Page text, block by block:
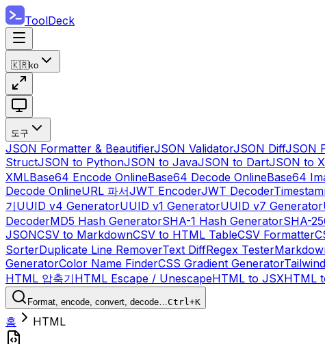
ToolDeck
🇰🇷ko
도구
JSON Formatter & BeautifierJSON ValidatorJSON DiffJSON
StructJSON to PythonJSON to JavaJSON to DartJSON to
XMLBase64 Encode OnlineBase64 Decode OnlineBase64
Decode OnlineURL 파서JWT EncoderJWT Decoder
기UUID v4 GeneratorUUID v1 GeneratorUUID v7 Generator
DecoderMD5 Hash GeneratorSHA-1 Hash GeneratorSHA-
JSONCSV to MarkdownCSV to HTML TableCSV Formatter
SorterDuplicate Line RemoverText DiffRegex Tester
GeneratorColor Name FinderCSS Gradient Generator
HTML 압축기HTML Escape / UnescapeHTML to JSXHTML
Format, encode, convert, decode…Ctrl+K
홈 HTML